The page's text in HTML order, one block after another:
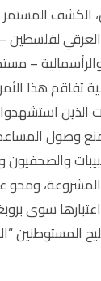
الكشف
والرأسمالية –
تفاقم هذا
وصول
ومحو
سوى
المستوطنين